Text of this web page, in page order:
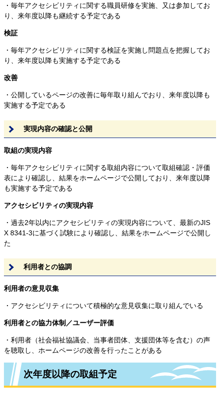
・毎年アクセシビリティに関する職員研修を実施、又は参加してお
り、来年度以降も継続する予定である
検証
・毎年アクセシビリティに関する検証を実施し問題点を把握してお
り、来年度以降も実施する予定である
改善
・公開しているページの改善に毎年取り組んでおり、来年度以降も
実施する予定である
実現内容の確認と公開
取組の実現内容
・毎年アクセシビリティに関する取組内容について取組確認・評価
表により確認し、結果をホームページで公開しており、来年度以降
も実施する予定である
アクセシビリティの実現内容
・過去2年以内にアクセシビリティの実現内容について、最新のJIS
X 8341-3に基づく試験により確認し、結果をホームページで公開し
た
利用者との協調
利用者の意見収集
・アクセシビリティについて積極的な意見収集に取り組んでいる
利用者との協力体制／ユーザー評価
・利用者（社会福祉協議会、当事者団体、支援団体等を含む）の声
を聴取し、ホームページの改善を行ったことがある
次年度以降の取組予定